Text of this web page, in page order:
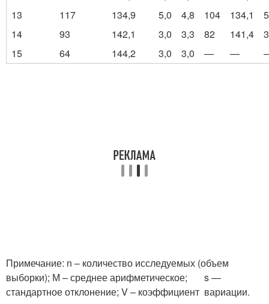
13
117 134,9 5,0 4,8 104 134,1
14
93 142,1 3,0 3,3 82 141,4
15
64 144,2 3,0 3,0 — —
Примечание: n – количество исследуемых (объем
выборки); М – среднее арифметическое; s —
стандартное отклонение; V – коэффициент вариации.